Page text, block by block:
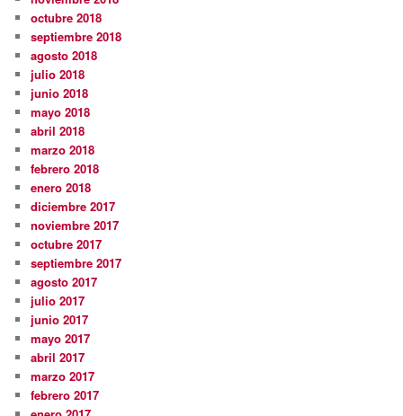
octubre 2018
septiembre 2018
agosto 2018
julio 2018
junio 2018
mayo 2018
abril 2018
marzo 2018
febrero 2018
enero 2018
diciembre 2017
noviembre 2017
octubre 2017
septiembre 2017
agosto 2017
julio 2017
junio 2017
mayo 2017
abril 2017
marzo 2017
febrero 2017